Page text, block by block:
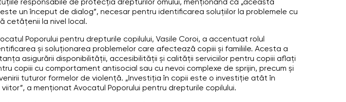
responsabile de protecția drepturilor omului, menționând că „această
un început de dialog”, necesar pentru identificarea soluțiilor la problemele cu
cetățenii la nivel local.
Poporului pentru drepturile copilului, Vasile Coroi, a accentuat rolul
și soluționarea problemelor care afectează copiii și familiile. Acesta a
asigurării disponibilității, accesibilității și calității serviciilor pentru copiii aflați
copiii cu comportament antisocial sau cu nevoi complexe de sprijin, precum și
tuturor formelor de violență. „Investiția în copii este o investiție atât în
a menționat Avocatul Poporului pentru drepturile copilului.